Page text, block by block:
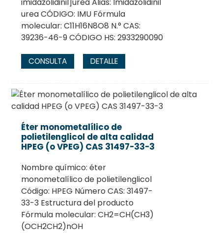
urea CÓDIGO: IMU Fórmula
molecular: C11H16N8O8 N.° CAS:
39236-46-9 CÓDIGO HS: 2933290090
CONSULTA DETALLE
Éter monometalílico de
polietilenglicol de alta calidad
HPEG (o VPEG) CAS 31497-33-3
Nombre químico: éter
monometalílico de polietilenglicol
Código: HPEG Número CAS: 31497-
33-3 Estructura del producto
Fórmula molecular: CH2=CH(CH3)
(OCH2CH2)nOH